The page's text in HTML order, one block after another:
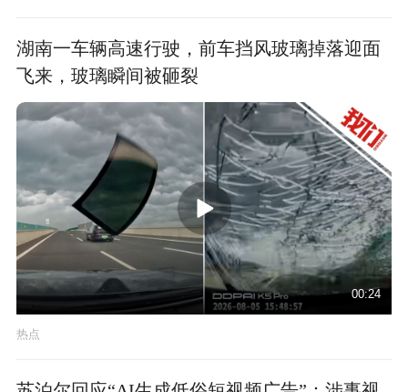
湖南一车辆高速行驶，前车挡风玻璃掉落迎面
飞来，玻璃瞬间被砸裂
00:24
热点